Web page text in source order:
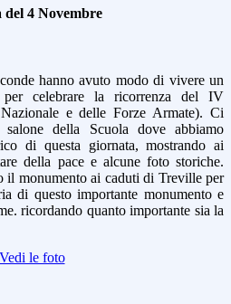
del 4 Novembre
hanno avuto modo di vivere un
per celebrare la ricorrenza del IV
e delle Forze Armate). Ci
della Scuola dove abbiamo
di questa giornata, mostrando ai
della pace e alcune foto storiche.
il monumento ai caduti di Treville per
di questo importante monumento e
ricordando quanto importante sia la
Vedi le foto